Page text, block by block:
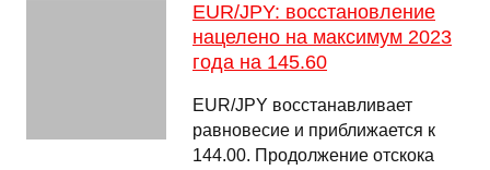
EUR/JPY: восстановление
нацелено на максимум 2023
года на 145.60
EUR/JPY восстанавливает
равновесие и приближается к
144.00. Продолжение отскока